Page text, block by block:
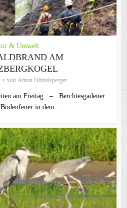
& Umwelt
AM
von Anton Hötzelsperger
am Freitag – Berchtesgadener
in dem...